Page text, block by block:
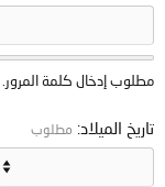
مطلوب إدخال كلمة المرور.
تاريخ الميلاد مطلوب